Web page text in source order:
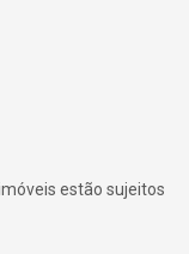
estão sujeitos